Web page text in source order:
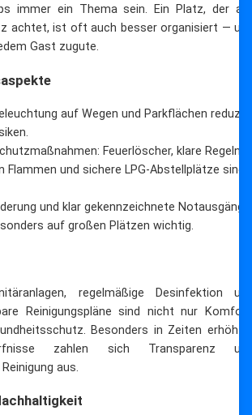
immer ein Thema sein. Ein Platz, der
achtet, ist oft auch besser organisiert —
Gast zugute.
auf Wegen und Parkflächen
Feuerlöscher, klare Regeln
Flammen und sichere LPG-Abstellplätze sind
und klar gekennzeichnete Notausgänge
auf großen Plätzen wichtig.
regelmäßige Desinfektion
Reinigungspläne sind nicht nur
Besonders in Zeiten
zahlen sich Transparenz
aus.